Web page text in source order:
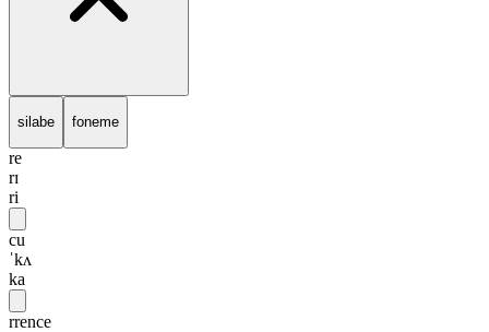
silabe foneme
re
rɪ
ri
cu
ˈkʌ
ka
rrence